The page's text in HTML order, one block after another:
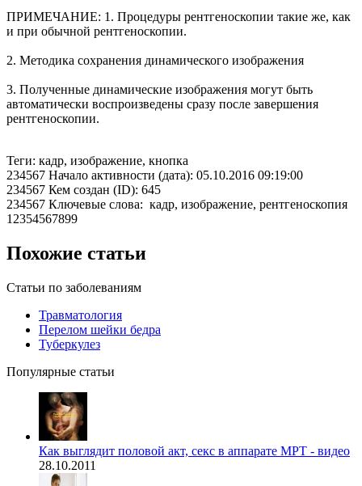
ПРИМЕЧАНИЕ: 1. Процедуры рентгеноскопии такие же, как
и при обычной рентгеноскопии.
2. Методика сохранения динамического изображения
3. Полученные динамические изображения могут быть
автоматически воспроизведены сразу после завершения
рентгеноскопии.
Теги: кадр, изображение, кнопка
234567 Начало активности (дата): 05.10.2016 09:19:00
234567 Кем создан (ID): 645
234567 Ключевые слова: кадр, изображение, рентгеноскопия
12354567899
Похожие статьи
Статьи по заболеваниям
Травматология
Перелом шейки бедра
Туберкулез
Популярные статьи
Как выглядит половой акт, секс в аппарате МРТ - видео
28.10.2011